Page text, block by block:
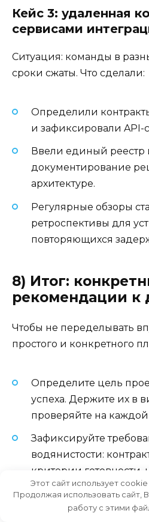
Кейс 3: удаленная
сервисами
Ситуация: команды в
сроки сжаты. Что сделали:
Определили
и зафиксировали
Ввели единый
документирование
архитектуре.
Регулярные обзоры
ретроспективы для
повторяющихся
8) Итог:
рекомендации к
Чтобы не переделывать
простого и конкретного
Определите цель
успеха. Держите их в
проверяйте на
Зафиксируйте
водянистости:
критерии готовности,
понятные Acceptance
На старте
Этот сайт использует
Продолжая использовать сайт,
работу с этими